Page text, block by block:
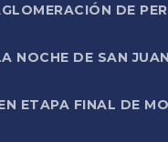
DE
NOCHE DE SAN JUAN
ETAPA FINAL DE